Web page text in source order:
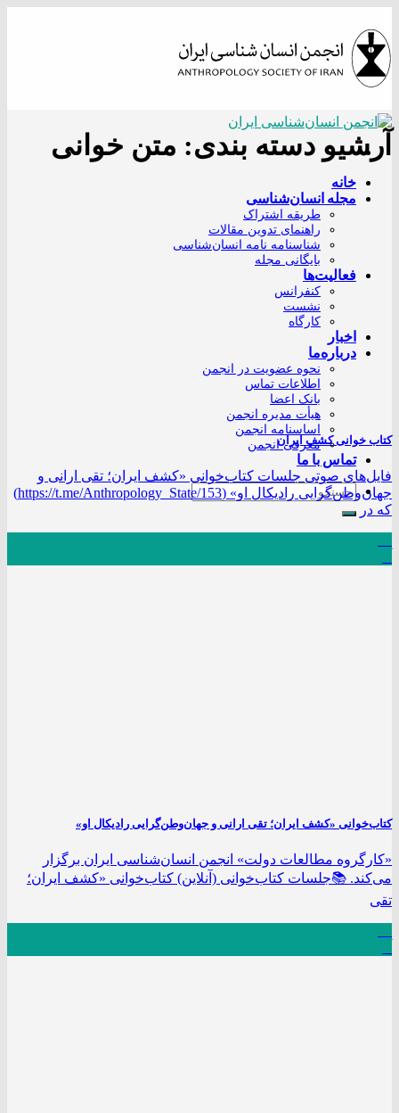
content
خانه
مجله انسان‌شناسی
طریقه اشتراک
راهنمای تدوین مقالات
شناسنامه نامه انسان‌شناسی
بایگانی مجله
فعالیت‌ها
کنفرانس
نشست
کارگاه
اخبار
درباره‌ما
نحوه عضویت در انجمن
اطلاعات تماس
بانک اعضا
هیأت مدیره انجمن
اساسنامه انجمن
معرفی انجمن
تماس با ما
آرشیو دسته بندی: متن خوانی
کتاب خوانی کشف ایران
فایل‌های صوتی جلسات کتاب‌خوانی «کشف ایران؛ تقی ارانی و
جهان‌وطن‌گرایی رادیکال او» (https://t.me/Anthropology_State/153)
که در
کتاب‌خوانی «کشف ایران؛ تقی ارانی و جهان‌وطن‌گرایی رادیکال او»
«کارگروه مطالعات دولت» انجمن انسان‌شناسی ایران برگزار
می‌کند. 📚جلسات کتاب‌خوانی (آنلاین) کتاب‌خوانی «کشف ایران؛
تقی